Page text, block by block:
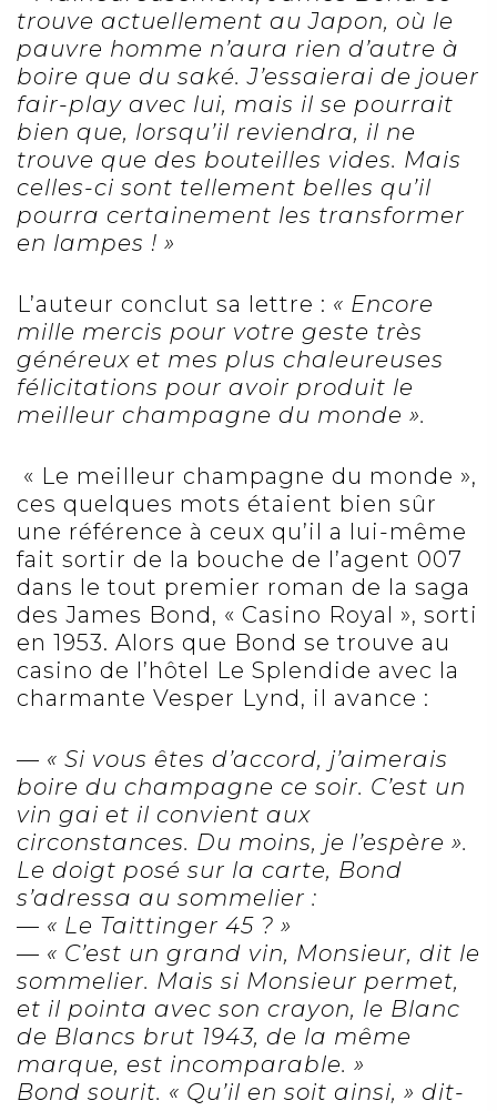
trouve actuellement au Japon, où le
pauvre homme n’aura rien d’autre à
boire que du saké. J’essaierai de jouer
fair-play avec lui, mais il se pourrait
bien que, lorsqu’il reviendra, il ne
trouve que des bouteilles vides. Mais
celles-ci sont tellement belles qu’il
pourra certainement les transformer
en lampes ! »
L’auteur conclut sa lettre : « Encore
mille mercis pour votre geste très
généreux et mes plus chaleureuses
félicitations pour avoir produit le
meilleur champagne du monde ».
« Le meilleur champagne du monde »,
ces quelques mots étaient bien sûr
une référence à ceux qu’il a lui-même
fait sortir de la bouche de l’agent 007
dans le tout premier roman de la saga
des James Bond, « Casino Royal », sorti
en 1953. Alors que Bond se trouve au
casino de l’hôtel Le Splendide avec la
charmante Vesper Lynd, il avance :
— « Si vous êtes d’accord, j’aimerais
boire du champagne ce soir. C’est un
vin gai et il convient aux
circonstances. Du moins, je l’espère ».
Le doigt posé sur la carte, Bond
s’adressa au sommelier :
— « Le Taittinger 45 ? »
— « C’est un grand vin, Monsieur, dit le
sommelier. Mais si Monsieur permet,
et il pointa avec son crayon, le Blanc
de Blancs brut 1943, de la même
marque, est incomparable. »
Bond sourit. « Qu’il en soit ainsi, » dit-